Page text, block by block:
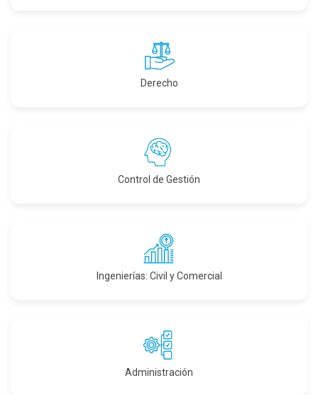
Derecho
Control de Gestión
Ingenierías: Civil y Comercial
Administración